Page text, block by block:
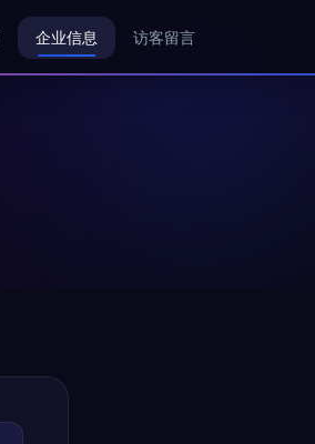
企业信息 访客留言